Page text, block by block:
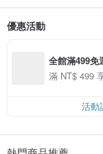
家們、常出國的商務人士喜
優惠活動
全館滿499免
滿 NT$ 499
活動